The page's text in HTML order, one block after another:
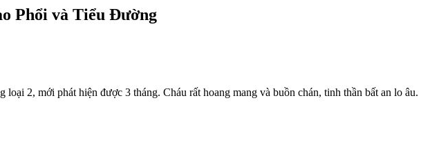
Phổi và Tiểu Đường
2, mới phát hiện được 3 tháng. Cháu rất hoang mang và buồn chán, tinh thần bất an lo âu.